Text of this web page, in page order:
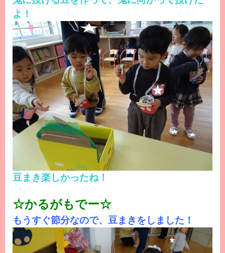
よ！
豆まき楽しかったね！
☆かるがもでー☆
もうすぐ節分なので、豆まきをしました！